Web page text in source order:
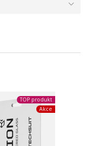
TOP produkt
Akce